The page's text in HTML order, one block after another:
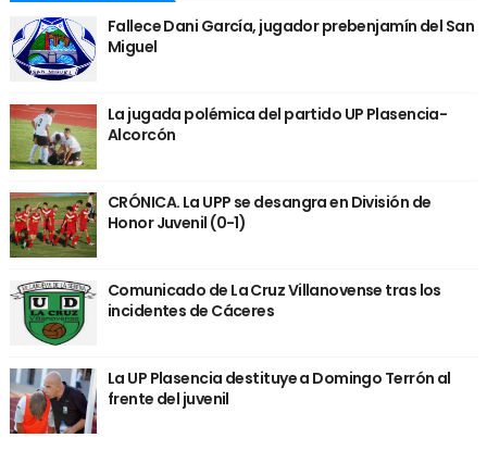
Fallece Dani García, jugador prebenjamín del San
Miguel
La jugada polémica del partido UP Plasencia-
Alcorcón
CRÓNICA. La UPP se desangra en División de
Honor Juvenil (0-1)
Comunicado de La Cruz Villanovense tras los
incidentes de Cáceres
La UP Plasencia destituye a Domingo Terrón al
frente del juvenil